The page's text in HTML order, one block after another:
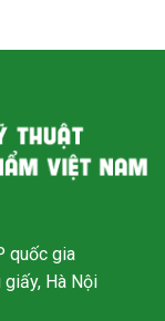
quốc gia
giấy, Hà Nội